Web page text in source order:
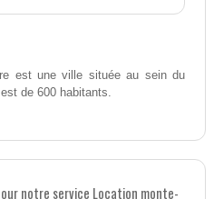
est une ville située au sein du
de 600 habitants.
notre service Location monte-